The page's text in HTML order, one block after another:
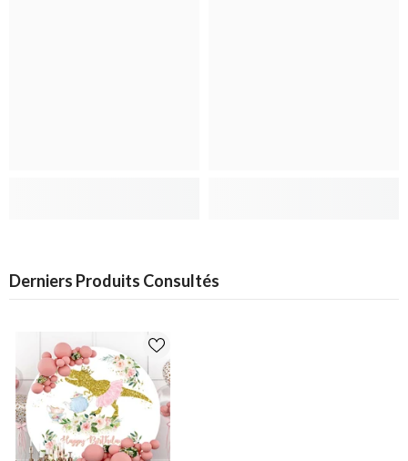
Derniers Produits Consultés